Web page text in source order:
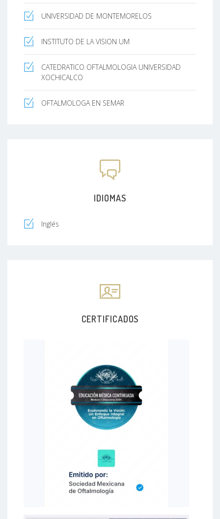
UNIVERSIDAD DE MONTEMORELOS
INSTITUTO DE LA VISION UM
CATEDRATICO OFTALMOLOGIA UNIVERSIDAD
XOCHICALCO
OFTALMOLOGA EN SEMAR
IDIOMAS
Inglés
CERTIFICADOS